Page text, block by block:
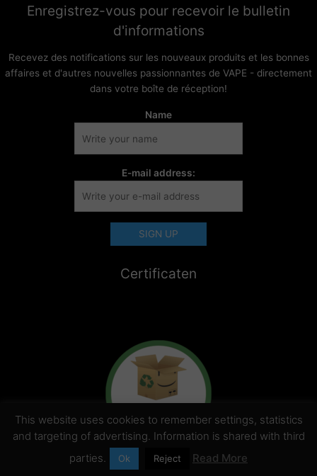
Enregistrez-vous pour recevoir le bulletin
d'informations
Recevez des notifications sur les nouveaux produits et les bonnes
affaires et d'autres nouvelles passionnantes de VAPE - directement
dans votre boîte de réception!
Name
E-mail address:
Certificaten
This website uses cookies to remember settings, statistics
and targeting of advertising. Information is shared with third
parties.
Ok Reject Read More